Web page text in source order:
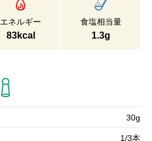
エネルギー
83kcal
食塩相当量
1.3g
30g
1/3本